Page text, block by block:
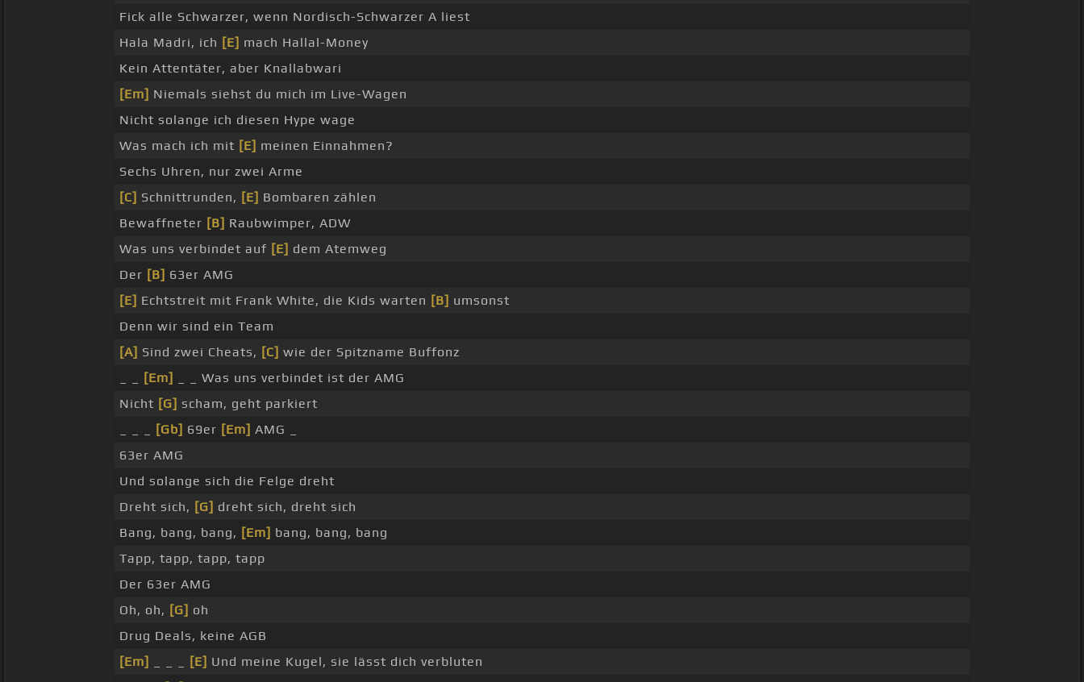
Fick alle Schwarzer, wenn Nordisch-Schwarzer A liest
Hala Madri, ich [E] mach Hallal-Money
Kein Attentäter, aber Knallabwari
[Em] Niemals siehst du mich im Live-Wagen
Nicht solange ich diesen Hype wage
Was mach ich mit [E] meinen Einnahmen?
Sechs Uhren, nur zwei Arme
[C] Schnittrunden, [E] Bombaren zählen
Bewaffneter [B] Raubwimper, ADW
Was uns verbindet auf [E] dem Atemweg
Der [B] 63er AMG
[E] Echtstreit mit Frank White, die Kids warten [B] umsonst
Denn wir sind ein Team
[A] Sind zwei Cheats, [C] wie der Spitzname Buffonz
[Em]
_ _ Was uns verbindet ist der AMG
Nicht [G] scham, geht parkiert
[Gb] 69er [Em] AMG _
63er AMG
Und solange sich die Felge dreht
Dreht sich, [G] dreht sich, dreht sich
Bang, bang, bang, [Em] bang, bang, bang
Tapp, tapp, tapp, tapp
Der 63er AMG
Oh, oh, [G] oh
Drug Deals, keine AGB
[Em]
[E] Und meine Kugel, sie lässt dich verbluten